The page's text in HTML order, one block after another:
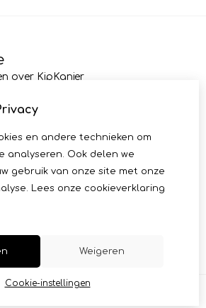
over KipKanjer
en andere technieken om
analyseren. Ook delen we
gebruik van onze site met onze
Lees onze cookieverklaring
Weigeren
Cookie-instellingen